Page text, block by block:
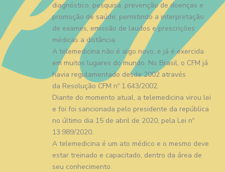
diagnóstico, pesquisa, prevenção de doenças e
promoção de saúde; permitindo a interpretação
de exames, emissão de laudos e prescrições
médicas a distância.
A telemedicina não é algo novo, e já é exercida
em muitos lugares do mundo. No Brasil, o CFM já
havia regulamentado desde 2002 através
da Resolução CFM nº 1.643/2002.
Diante do momento atual, a telemedicina virou lei
e foi foi sancionada pelo presidente da república
no último dia 15 de abril de 2020, pela Lei nº
13.989/2020.
A telemedicina é um ato médico e o mesmo deve
estar treinado e capacitado, dentro da área de
seu conhecimento.